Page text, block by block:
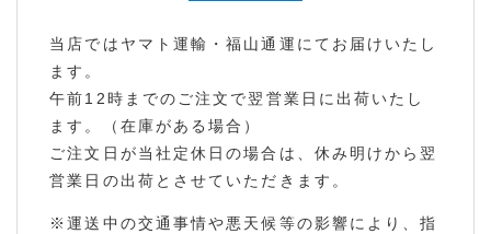
当店ではヤマト運輸・福山通運にてお届けいたし
ます。
午前12時までのご注文で翌営業日に出荷いたし
ます。（在庫がある場合）
ご注文日が当社定休日の場合は、休み明けから翌
営業日の出荷とさせていただきます。
※運送中の交通事情や悪天候等の影響により、指